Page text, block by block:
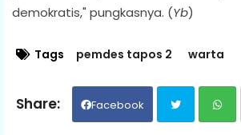
demokratis," pungkasnya. (Yb)
Tags pemdes tapos 2 warta
Facebook